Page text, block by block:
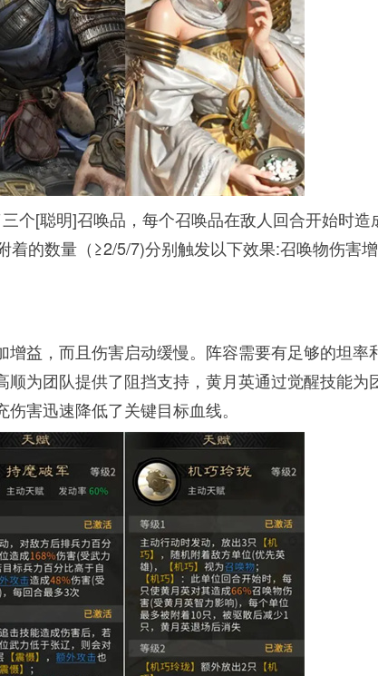
个[聪明]召唤品，每个召唤品在敌人回合开始时造
的数量（≥2/5/7)分别触发以下效果:召唤物伤害
益，而且伤害启动缓慢。阵容需要有足够的坦率
为团队提供了阻挡支持，黄月英通过觉醒技能为
害迅速降低了关键目标血线。